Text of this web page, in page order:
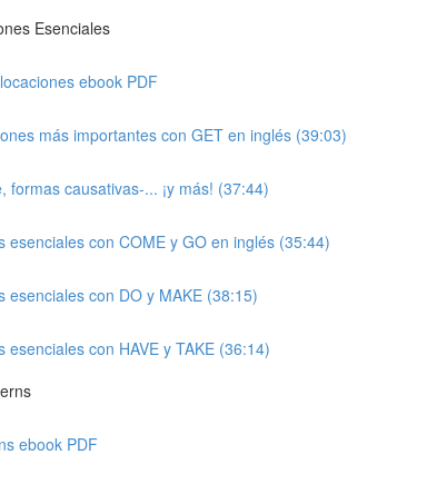
Esenciales
ebook PDF
más importantes con GET en inglés (39:03)
formas causativas-... ¡y más! (37:44)
esenciales con COME y GO en inglés (35:44)
esenciales con DO y MAKE (38:15)
esenciales con HAVE y TAKE (36:14)
ebook PDF